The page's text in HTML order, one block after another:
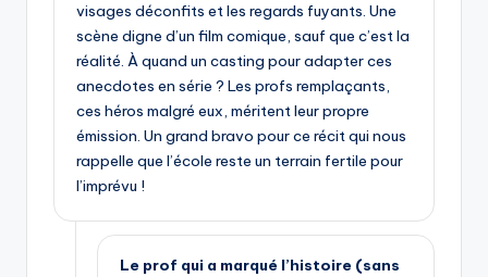
visages déconfits et les regards fuyants. Une
scène digne d’un film comique, sauf que c’est la
réalité. À quand un casting pour adapter ces
anecdotes en série ? Les profs remplaçants,
ces héros malgré eux, méritent leur propre
émission. Un grand bravo pour ce récit qui nous
rappelle que l’école reste un terrain fertile pour
l’imprévu !
Le prof qui a marqué l’histoire (sans